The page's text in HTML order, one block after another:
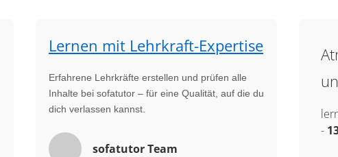
Lernen mit Lehrkraft-Expertise
Erfahrene Lehrkräfte erstellen und prüfen alle
Inhalte bei sofatutor – für eine Qualität, auf die du
dich verlassen kannst.
sofatutor Team
-